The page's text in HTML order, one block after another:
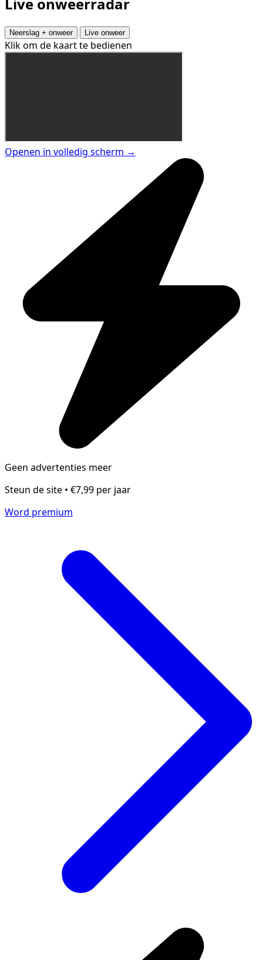
Live onweerradar
Neerslag + onweer Live onweer
Klik om de kaart te bedienen
Openen in volledig scherm →
Geen advertenties meer
Steun de site • €7,99 per jaar
Word premium